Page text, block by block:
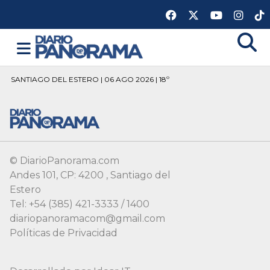
SANTIAGO DEL ESTERO | 06 AGO 2026 | 18º
© DiarioPanorama.com
Andes 101, CP: 4200 , Santiago del
Estero
Tel: +54 (385) 421-3333 / 1400
diariopanoramacom@gmail.com
Políticas de Privacidad